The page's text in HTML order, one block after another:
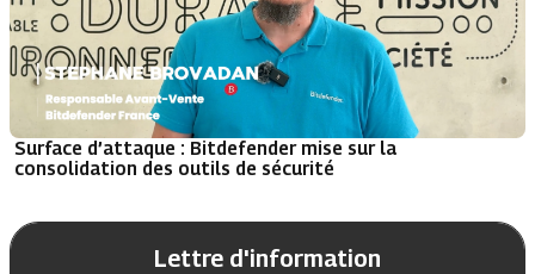
Surface d’attaque : Bitdefender mise sur la
consolidation des outils de sécurité
Lettre d'information